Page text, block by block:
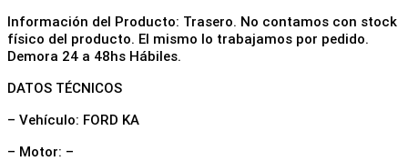
Información del Producto: Trasero. No contamos con stock
físico del producto. El mismo lo trabajamos por pedido.
Demora 24 a 48hs Hábiles.
DATOS TÉCNICOS
– Vehículo: FORD KA
– Motor: –